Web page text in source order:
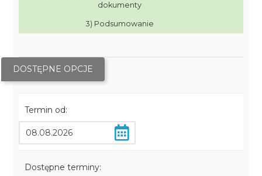
dokumenty
3) Podsumowanie
DOSTĘPNE OPCJE
Termin od:
Dostępne terminy: